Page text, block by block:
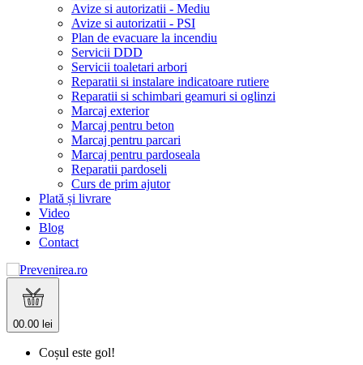
Avize si autorizatii - Mediu
Avize si autorizatii - PSI
Plan de evacuare la incendiu
Servicii DDD
Servicii toaletari arbori
Reparatii si instalare indicatoare rutiere
Reparatii si schimbari geamuri si oglinzi
Marcaj exterior
Marcaj pentru beton
Marcaj pentru parcari
Marcaj pentru pardoseala
Reparatii pardoseli
Curs de prim ajutor
Plată și livrare
Video
Blog
Contact
00.00 lei
Coșul este gol!